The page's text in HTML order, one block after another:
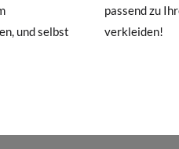
und selbst
verkleiden!
Sie eine neue Bestellung für